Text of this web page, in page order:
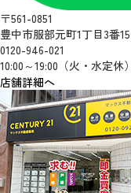
〒561-0851
豊中市服部元町1丁目3番
0120-946-021
10:00～19:00（火・水定休）
店舗詳細へ